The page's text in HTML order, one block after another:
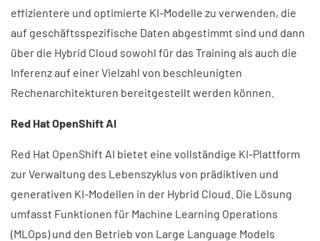
effizientere und optimierte KI-Modelle zu verwenden, die
auf geschäftsspezifische Daten abgestimmt sind und dann
über die Hybrid Cloud sowohl für das Training als auch die
Inferenz auf einer Vielzahl von beschleunigten
Rechenarchitekturen bereitgestellt werden können.
Red Hat OpenShift AI​
Red Hat OpenShift AI bietet eine vollständige KI-Plattform
zur Verwaltung des Lebenszyklus von prädiktiven und
generativen KI-Modellen in der Hybrid Cloud. Die Lösung
umfasst Funktionen für Machine Learning Operations
(MLOps) und den Betrieb von Large Language Models